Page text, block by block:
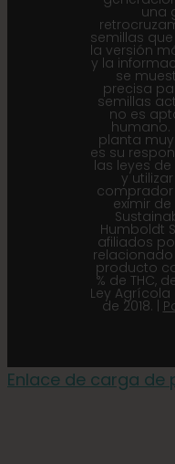
una
semillas
la versión
y la
se
precisa
semillas
no es
humano.
planta
es su
las leyes
y
eximir
Humboldt
afiliados
producto
% de THC,
Ley
de 2018. |
Enlace de carga de